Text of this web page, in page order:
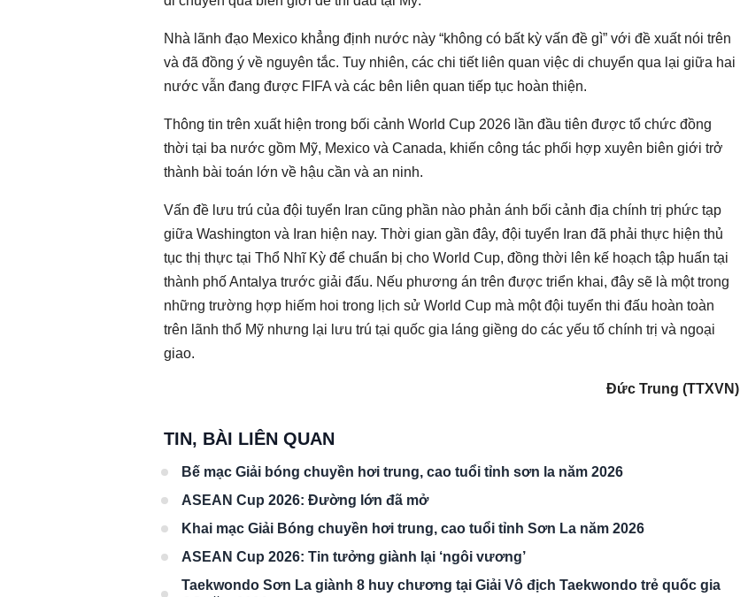
Nhà lãnh đạo Mexico khẳng định nước này “không có bất kỳ vấn đề gì” với đề xuất nói trên
và đã đồng ý về nguyên tắc. Tuy nhiên, các chi tiết liên quan việc di chuyển qua lại giữa hai
nước vẫn đang được FIFA và các bên liên quan tiếp tục hoàn thiện.
Thông tin trên xuất hiện trong bối cảnh World Cup 2026 lần đầu tiên được tổ chức đồng
thời tại ba nước gồm Mỹ, Mexico và Canada, khiến công tác phối hợp xuyên biên giới trở
thành bài toán lớn về hậu cần và an ninh.
Vấn đề lưu trú của đội tuyển Iran cũng phần nào phản ánh bối cảnh địa chính trị phức tạp
giữa Washington và Iran hiện nay. Thời gian gần đây, đội tuyển Iran đã phải thực hiện thủ
tục thị thực tại Thổ Nhĩ Kỳ để chuẩn bị cho World Cup, đồng thời lên kế hoạch tập huấn tại
thành phố Antalya trước giải đấu. Nếu phương án trên được triển khai, đây sẽ là một trong
những trường hợp hiếm hoi trong lịch sử World Cup mà một đội tuyển thi đấu hoàn toàn
trên lãnh thổ Mỹ nhưng lại lưu trú tại quốc gia láng giềng do các yếu tố chính trị và ngoại
giao.
Đức Trung (TTXVN)
TIN, BÀI LIÊN QUAN
Bế mạc Giải bóng chuyền hơi trung, cao tuổi tỉnh sơn la năm 2026
ASEAN Cup 2026: Đường lớn đã mở
Khai mạc Giải Bóng chuyền hơi trung, cao tuổi tỉnh Sơn La năm 2026
ASEAN Cup 2026: Tin tưởng giành lại ‘ngôi vương’
Taekwondo Sơn La giành 8 huy chương tại Giải Vô địch Taekwondo trẻ quốc gia